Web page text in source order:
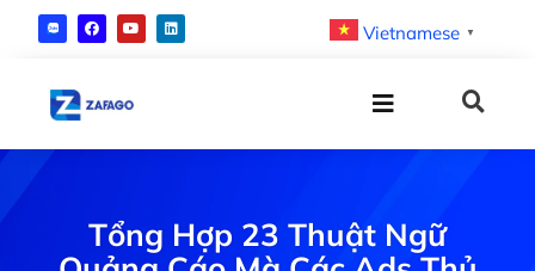
Vietnamese ▼
Tổng Hợp 23 Thuật Ngữ